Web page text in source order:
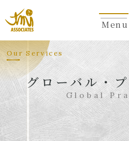
Menu
Our Services
グローバル・
Global